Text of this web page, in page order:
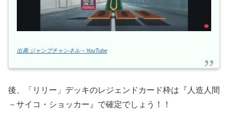
出典:ジャンプチャンネル – YouTube
後、「リリー」デッキのレジェンドカード枠は『人造人間
－サイコ・ショッカー』で確定でしょう！！